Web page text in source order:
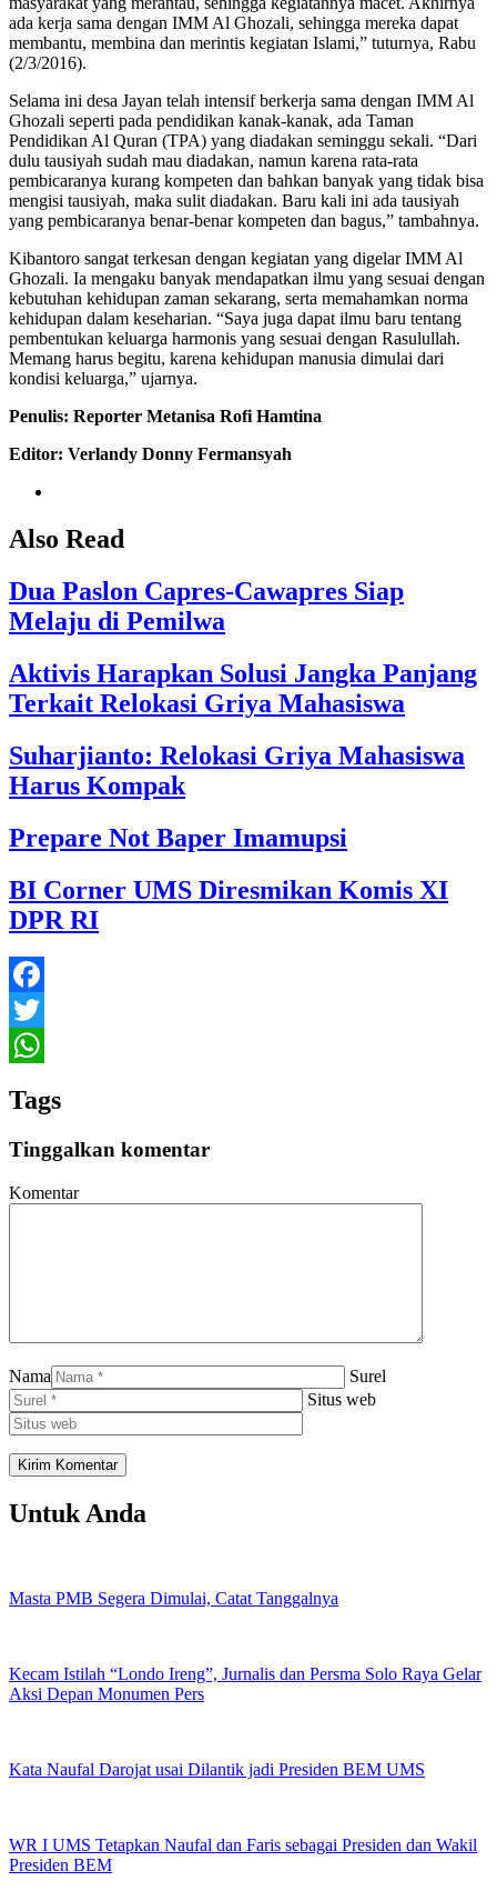
ada kerja sama dengan IMM Al Ghozali, sehingga mereka dapat
membantu, membina dan merintis kegiatan Islami,” tuturnya, Rabu
(2/3/2016).
Selama ini desa Jayan telah intensif berkerja sama dengan IMM Al
Ghozali seperti pada pendidikan kanak-kanak, ada Taman
Pendidikan Al Quran (TPA) yang diadakan seminggu sekali. “Dari
dulu tausiyah sudah mau diadakan, namun karena rata-rata
pembicaranya kurang kompeten dan bahkan banyak yang tidak bisa
mengisi tausiyah, maka sulit diadakan. Baru kali ini ada tausiyah
yang pembicaranya benar-benar kompeten dan bagus,” tambahnya.
Kibantoro sangat terkesan dengan kegiatan yang digelar IMM Al
Ghozali. Ia mengaku banyak mendapatkan ilmu yang sesuai dengan
kebutuhan kehidupan zaman sekarang, serta memahamkan norma
kehidupan dalam keseharian. “Saya juga dapat ilmu baru tentang
pembentukan keluarga harmonis yang sesuai dengan Rasulullah.
Memang harus begitu, karena kehidupan manusia dimulai dari
kondisi keluarga,” ujarnya.
Penulis: Reporter Metanisa Rofi Hamtina
Editor: Verlandy Donny Fermansyah
Also Read
Dua Paslon Capres-Cawapres Siap
Melaju di Pemilwa
Aktivis Harapkan Solusi Jangka Panjang
Terkait Relokasi Griya Mahasiswa
Suharjianto: Relokasi Griya Mahasiswa
Harus Kompak
Prepare Not Baper Imamupsi
BI Corner UMS Diresmikan Komis XI
DPR RI
Facebook
Twitter
Tags
Tinggalkan komentar
Komentar
Nama
Surel
Situs web
Untuk Anda
Masta PMB Segera Dimulai, Catat Tanggalnya
Kecam Istilah “Londo Ireng”, Jurnalis dan Persma Solo Raya Gelar
Aksi Depan Monumen Pers
Kata Naufal Darojat usai Dilantik jadi Presiden BEM UMS
WR I UMS Tetapkan Naufal dan Faris sebagai Presiden dan Wakil
Presiden BEM